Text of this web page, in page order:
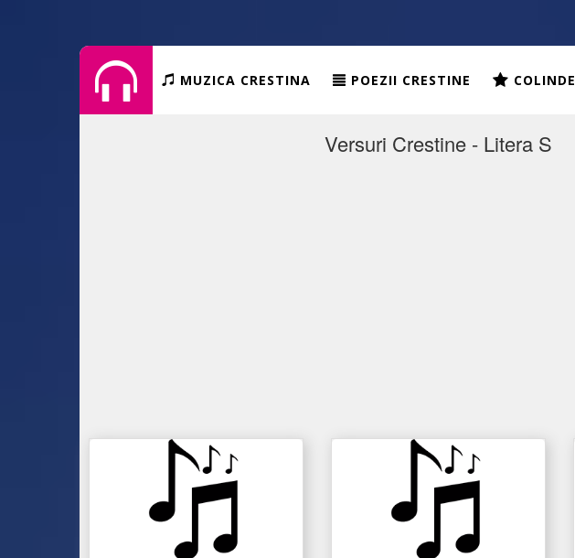
MUZICA CRESTINA POEZII CRESTINE COLINDE
Versuri Crestine - Litera S